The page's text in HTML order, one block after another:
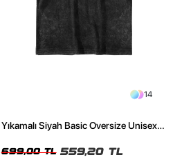
14
Yıkamalı Siyah Basic Oversize Unisex
699,00 TL 559,20 TL